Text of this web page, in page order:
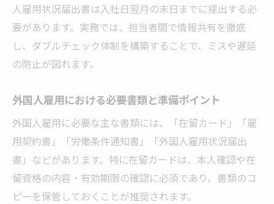
雇用保険や社会保険における外国人雇用の実務
外国人雇用と雇用保険加入手続きの進め方
外国人雇用の社会保険適用範囲と条件整理
ト
外国人雇用で必要な基礎年金番号・マイナ
外国人雇用における社会保険手続きの留意
点
届け出漏れ防止のための外国人雇用手順チェッ
人雇用状況届出書は入社日翌月の末日までに提出する必
要があります。実務では、担当者間で情報共有を徹底
し、ダブルチェック体制を構築することで、ミスや遅延
の防止が図れます。
外国人雇用における必要書類と準備ポイント
外国人雇用に必要な主な書類には、「在留カード」「雇
用契約書」「労働条件通知書」「外国人雇用状況届出
書」などがあります。特に在留カードは、本人確認や在
留資格の内容・有効期限の確認に必須であり、書類のコ
ピーを保管しておくことが推奨されます。